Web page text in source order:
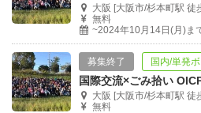
大阪 [大阪市/杉本町駅 徒
無料
~2024年10月14日(月)ま
募集終了 国内/単発
大阪 [大阪市/杉本町駅 徒
無料